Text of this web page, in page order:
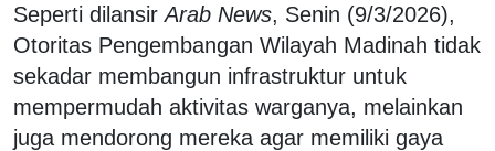
Seperti dilansirArab News, Senin (9/3/2026),
Otoritas Pengembangan Wilayah Madinah tidak
sekadar membangun infrastruktur untuk
mempermudah aktivitas warganya, melainkan
juga mendorong mereka agar memiliki gaya